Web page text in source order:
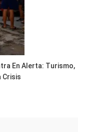
En Alerta: Turismo,
Crisis